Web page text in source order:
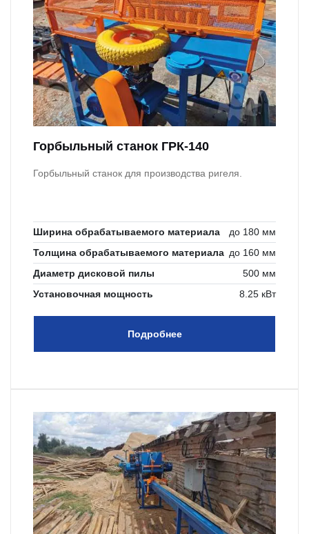
Горбыльный станок ГРК-140
Горбыльный станок для производства ригеля.
Ширина обрабатываемого материала
до 180 мм
Толщина обрабатываемого материала до 160 мм
Диаметр дисковой пилы
500 мм
Установочная мощность
8.25 кВт
Подробнее